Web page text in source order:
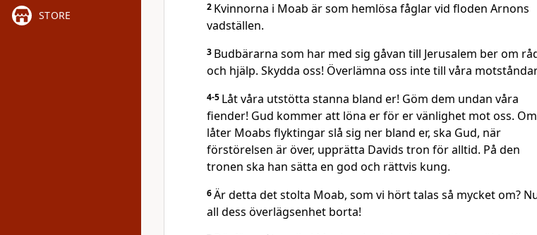
STORE
2 Kvinnorna i Moab är som hemlösa fåglar vid floden Arnons
vadställen.
3 Budbärarna som har med sig gåvan till Jerusalem ber om
och hjälp. Skydda oss! Överlämna oss inte till våra
4-5 Låt våra utstötta stanna bland er! Göm dem undan våra
fiender! Gud kommer att löna er för er vänlighet mot oss.
låter Moabs flyktingar slå sig ner bland er, ska Gud, när
förstörelsen är över, upprätta Davids tron för alltid. På den
tronen ska han sätta en god och rättvis kung.
6Är detta det stolta Moab, som vi hört talas så mycket om?
all dess överlägsenhet borta!